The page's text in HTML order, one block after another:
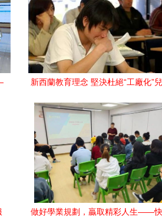
新西蘭教育理念 堅決杜絕“工廠化”
做好學業規劃，贏取精彩人生——